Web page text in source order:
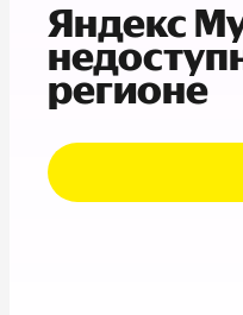
Яндекс
регионе